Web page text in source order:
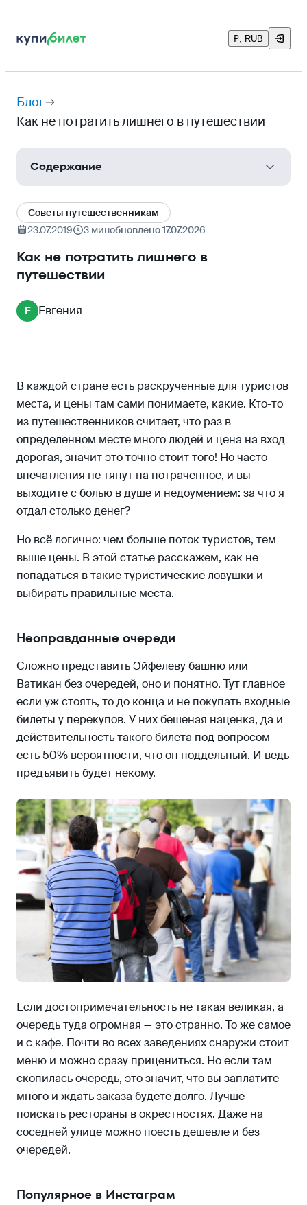
₽, RUB
Блог
Как не потратить лишнего в путешествии
Содержание
Неоправданные очереди
Популярное в Инстаграм
Раскрученные рестораны
Места, где снимались фильмы или сериалы
Вездесущие промоутеры
Cоветы путешественникам
23.07.2019
3 минобновлено 17.07.2026
Как не потратить лишнего в
путешествии
Е Евгения
В каждой стране есть раскрученные для туристов
места, и цены там сами понимаете, какие. Кто-то
из путешественников считает, что раз в
определенном месте много людей и цена на вход
дорогая, значит это точно стоит того! Но часто
впечатления не тянут на потраченное, и вы
выходите с болью в душе и недоумением: за что я
отдал столько денег?
Но всё логично: чем больше поток туристов, тем
выше цены. В этой статье расскажем, как не
попадаться в такие туристические ловушки и
выбирать правильные места.
Неоправданные очереди
Сложно представить Эйфелеву башню или
Ватикан без очередей, оно и понятно. Тут главное
если уж стоять, то до конца и не покупать входные
билеты у перекупов. У них бешеная наценка, да и
действительность такого билета под вопросом —
есть 50% вероятности, что он поддельный. И ведь
предъявить будет некому.
Если достопримечательность не такая великая, а
очередь туда огромная — это странно. То же самое
и с кафе. Почти во всех заведениях снаружи стоит
меню и можно сразу прицениться. Но если там
скопилась очередь, это значит, что вы заплатите
много и ждать заказа будете долго. Лучше
поискать рестораны в окрестностях. Даже на
соседней улице можно поесть дешевле и без
очередей.
Популярное в Инстаграм